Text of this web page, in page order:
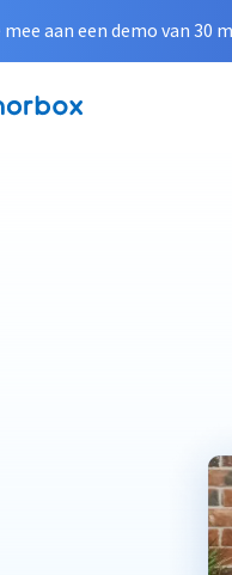
mee aan een demo van